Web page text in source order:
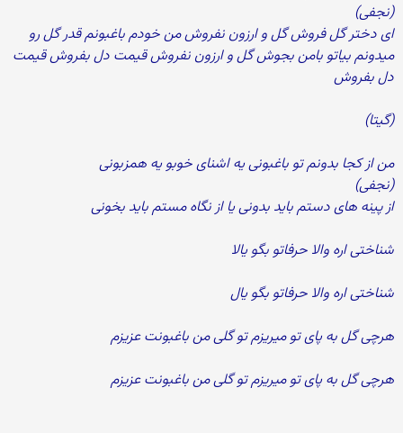
(نجفی)
ای دختر گل فروش گل و ارزون نفروش من خودم باغبونم قدر گل رو
میدونم بیاتو بامن بجوش گل و ارزون نفروش قیمت دل بفروش قیمت
دل بفروش
(گیتا)
من از کجا بدونم تو باغبونی یه اشنای خوبو یه همزبونی
(نجفی)
از پینه های دستم باید بدونی یا از نگاه مستم باید بخونی
شناختی اره والا حرفاتو بگو یالا
شناختی اره والا حرفاتو بگو یال
هرچی گل به پای تو میریزم تو گلی من باغبونت عزیزم
هرچی گل به پای تو میریزم تو گلی من باغبونت عزیزم